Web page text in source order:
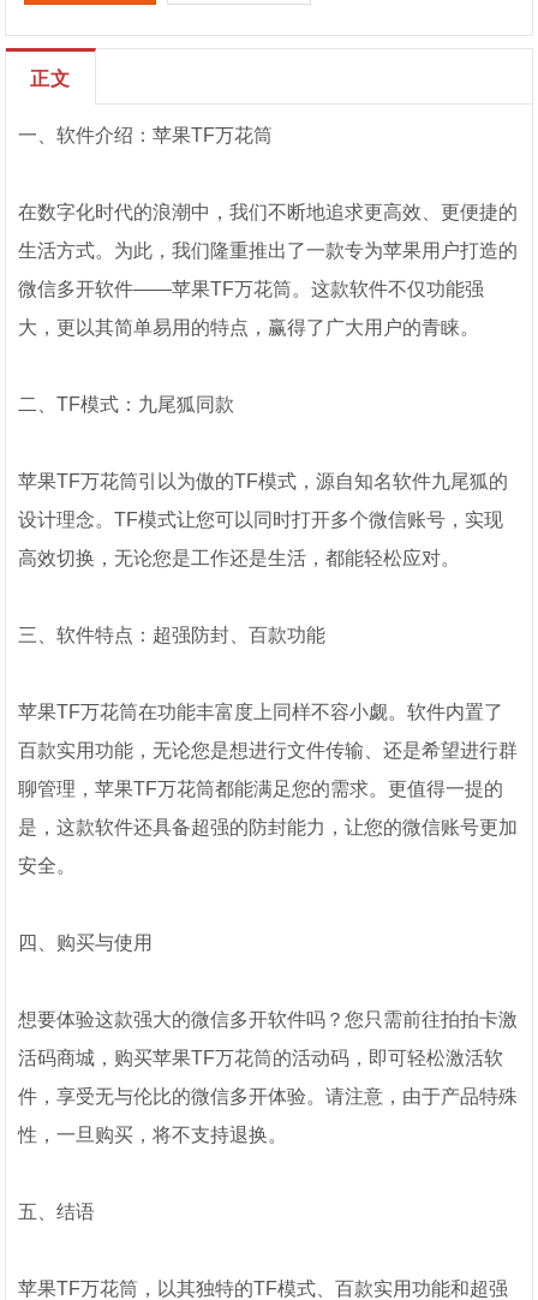
正文
一、软件介绍：苹果TF万花筒
在数字化时代的浪潮中，我们不断地追求更高效、更便捷的
生活方式。为此，我们隆重推出了一款专为苹果用户打造的
微信多开软件——苹果TF万花筒。这款软件不仅功能强
大，更以其简单易用的特点，赢得了广大用户的青睐。
二、TF模式：九尾狐同款
苹果TF万花筒引以为傲的TF模式，源自知名软件九尾狐的
设计理念。TF模式让您可以同时打开多个微信账号，实现
高效切换，无论您是工作还是生活，都能轻松应对。
三、软件特点：超强防封、百款功能
苹果TF万花筒在功能丰富度上同样不容小觑。软件内置了
百款实用功能，无论您是想进行文件传输、还是希望进行群
聊管理，苹果TF万花筒都能满足您的需求。更值得一提的
是，这款软件还具备超强的防封能力，让您的微信账号更加
安全。
四、购买与使用
想要体验这款强大的微信多开软件吗？您只需前往拍拍卡激
活码商城，购买苹果TF万花筒的活动码，即可轻松激活软
件，享受无与伦比的微信多开体验。请注意，由于产品特殊
性，一旦购买，将不支持退换。
五、结语
苹果TF万花筒，以其独特的TF模式、百款实用功能和超强